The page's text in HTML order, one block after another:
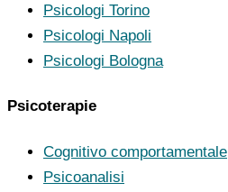
Psicologi Torino
Psicologi Napoli
Psicologi Bologna
Psicoterapie
Cognitivo comportamentale
Psicoanalisi